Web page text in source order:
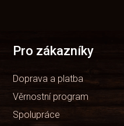
Pro zákazníky
Doprava a platba
Věrnostní program
Spolupráce